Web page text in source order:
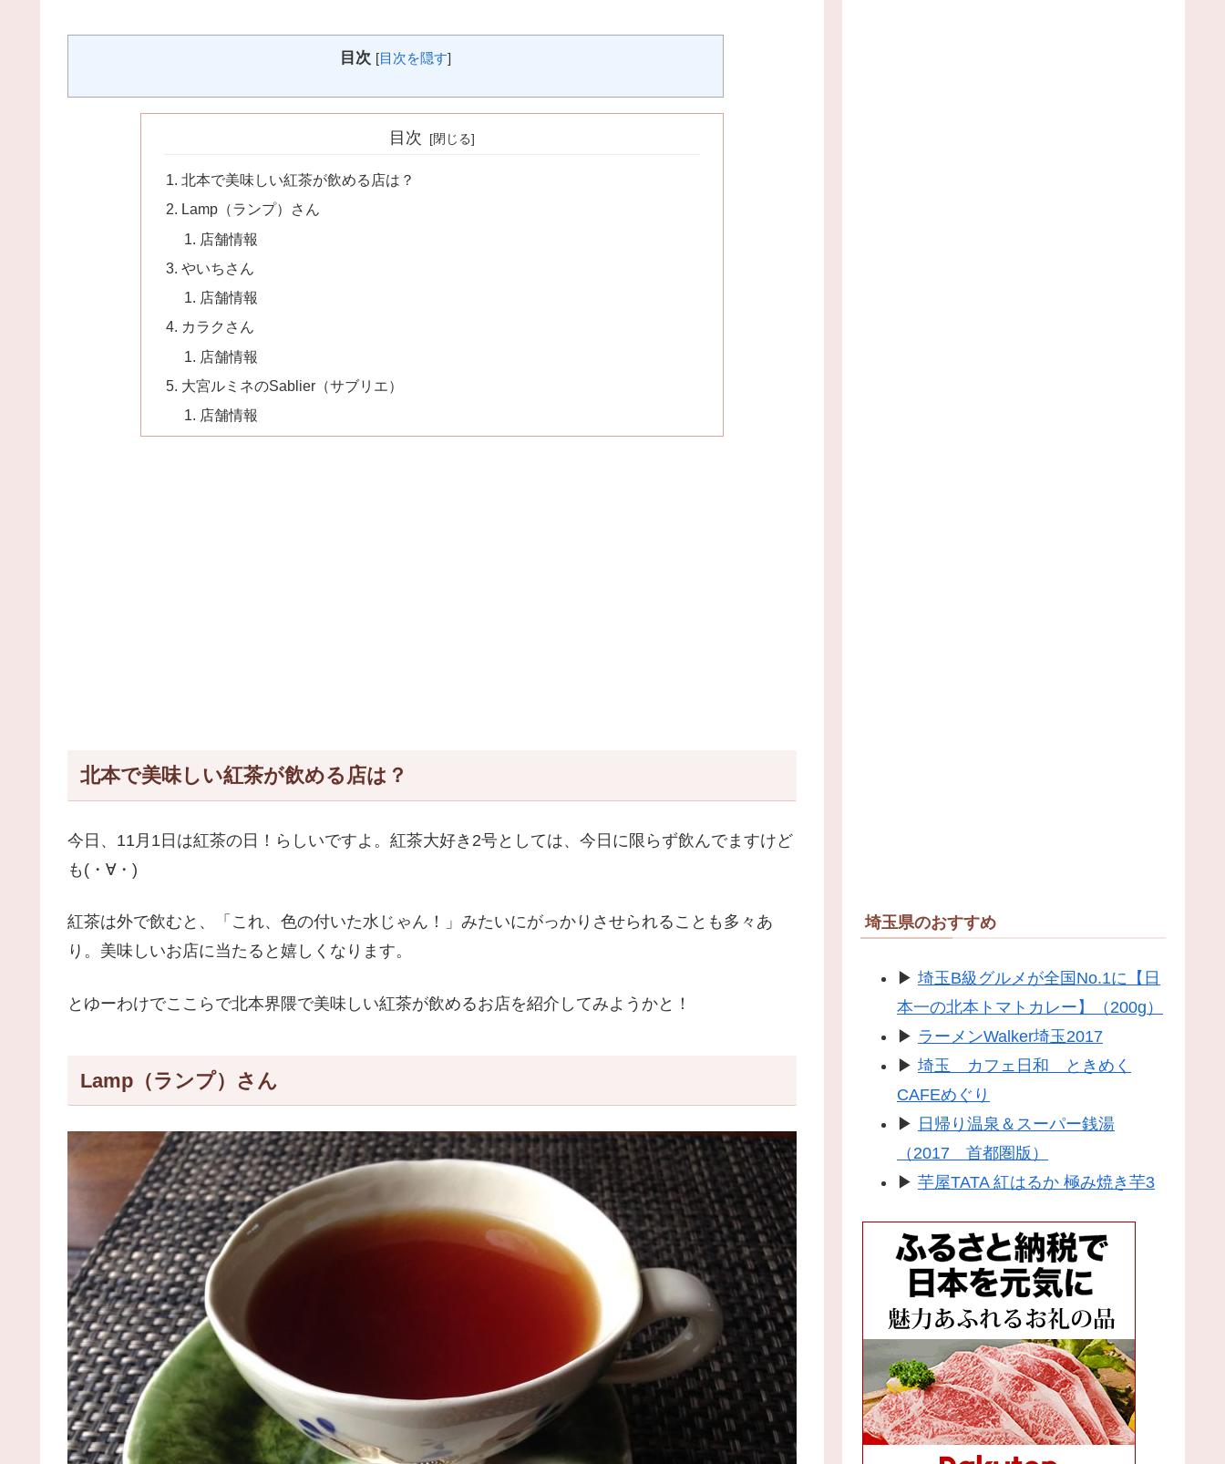
目次 [目次を隠す]
目次
北本で美味しい紅茶が飲める店は？
Lamp（ランプ）さん
店舗情報
やいちさん
店舗情報
カラクさん
店舗情報
大宮ルミネのSablier（サブリエ）
店舗情報
北本で美味しい紅茶が飲める店は？
今日、11月1日は紅茶の日！らしいですよ。紅茶大好き2号としては、今日に限らず飲んでますけど
も(・∀・)
紅茶は外で飲むと、「これ、色の付いた水じゃん！」みたいにがっかりさせられることも多々あ
り。美味しいお店に当たると嬉しくなります。
とゆーわけでここらで北本界隈で美味しい紅茶が飲めるお店を紹介してみようかと！
Lamp（ランプ）さん
埼玉県のおすすめ
▶ 埼玉B級グルメが全国No.1に【日
本一の北本トマトカレー】（200g）
▶ ラーメンWalker埼玉2017
▶ 埼玉 カフェ日和 ときめく
CAFEめぐり
▶ 日帰り温泉＆スーパー銭湯
（2017 首都圏版）
▶ 芋屋TATA 紅はるか 極み焼き芋3